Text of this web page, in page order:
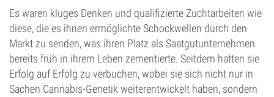
Es waren kluges Denken und qualifizierte Zuchtarbeiten wie
diese, die es ihnen ermöglichte Schockwellen durch den
Markt zu senden, was ihren Platz als Saatgutunternehmen
bereits früh in ihrem Leben zementierte. Seitdem hatten sie
Erfolg auf Erfolg zu verbuchen, wobei sie sich nicht nur in
Sachen Cannabis-Genetik weiterentwickelt haben, sondern